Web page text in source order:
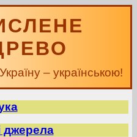
– українською!
джерела